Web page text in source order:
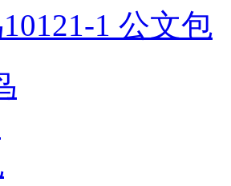
1 公文包